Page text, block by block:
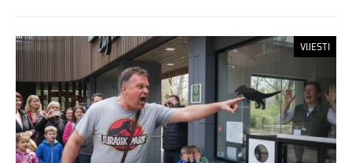
VIJESTI